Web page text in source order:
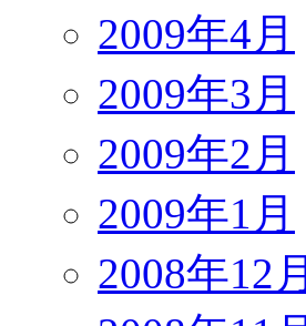
2009年4月
2009年3月
2009年2月
2009年1月
2008年12月